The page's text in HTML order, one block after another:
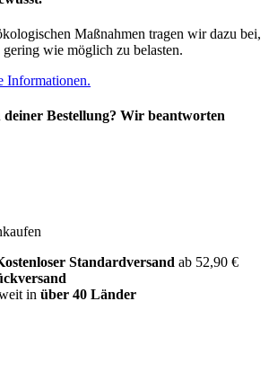
Maßnahmen tragen wir dazu bei,
wie möglich zu belasten.
Informationen.
Bestellung? Wir beantworten
Standardversand ab 52,90 €
in über 40 Länder